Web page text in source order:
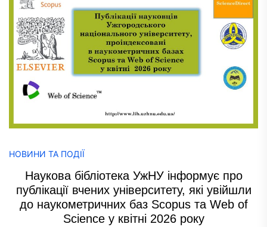
НОВИНИ ТА ПОДІЇ
Наукова бібліотека УжНУ інформує про
публікації вчених університету, які увійшли
до наукометричних баз Scopus та Web of
Science у квітні 2026 року